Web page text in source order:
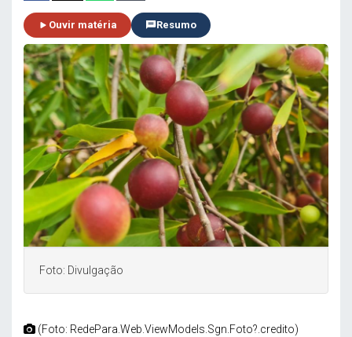
Ouvir matéria Resumo
Foto: Divulgação
(Foto: RedePara.Web.ViewModels.Sgn.Foto?.credito)